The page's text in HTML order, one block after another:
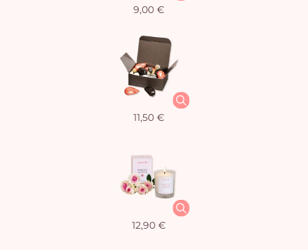
9,00 €
11,50 €
12,90 €